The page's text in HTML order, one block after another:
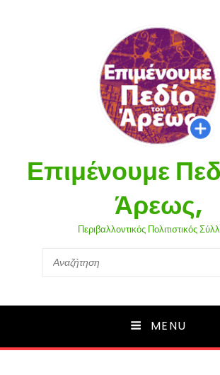
Επιμένουμε
Άρεως,
Περιβαλλοντικός Πολιτιστικός
Search
MENU